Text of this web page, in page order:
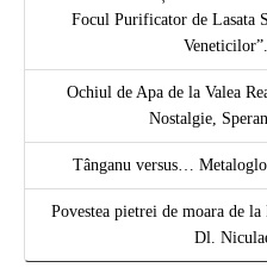
Focul Purificator de Lasata
Ochiul de Apa de la Valea
Nostalgie,
Tânganu versus…
Povestea pietrei de moara de
Dl.